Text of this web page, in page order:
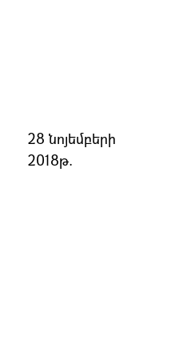
28 նոյեմբերի
2018թ.